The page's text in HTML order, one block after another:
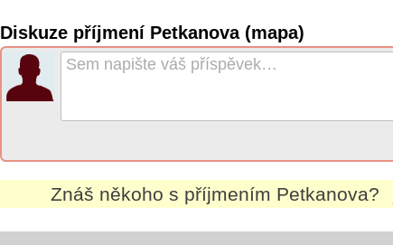
Diskuze příjmení Petkanova (mapa)
Znáš někoho s příjmením Petkanova?